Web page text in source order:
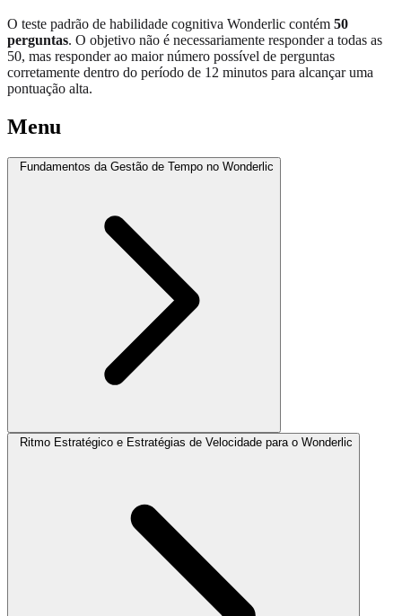
O teste padrão de habilidade cognitiva Wonderlic contém 50
perguntas. O objetivo não é necessariamente responder a todas as
50, mas responder ao maior número possível de perguntas
corretamente dentro do período de 12 minutos para alcançar uma
pontuação alta.
Menu
Fundamentos da Gestão de Tempo no Wonderlic
Ritmo Estratégico e Estratégias de Velocidade para o Wonderlic